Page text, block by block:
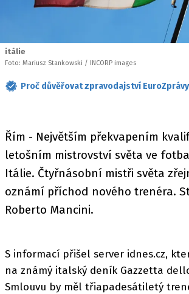
itálie
Foto: Mariusz Stankowski / INCORP images
Proč důvěřovat zpravodajství
Řím - Největším překvapením
letošním mistrovství světa ve
Itálie. Čtyřnásobní mistři světa
oznámí příchod nového trenéra.
Roberto Mancini.
S informací přišel server idnes.cz,
na známý italský deník Gazzetta
Smlouvu by měl třiapadesátiletý